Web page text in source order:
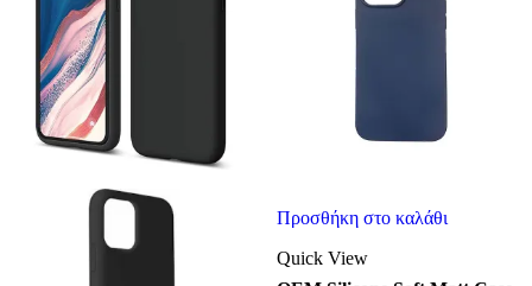
Προσθήκη στο καλάθι
Quick View